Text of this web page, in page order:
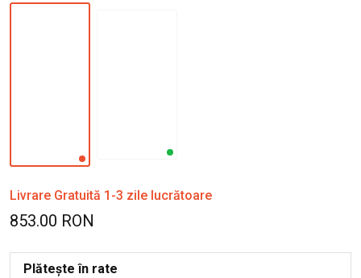
Livrare Gratuită 1-3 zile lucrătoare
853.00 RON
Plătește în rate